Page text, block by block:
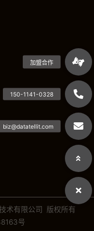
术有限公司 版权所有
号